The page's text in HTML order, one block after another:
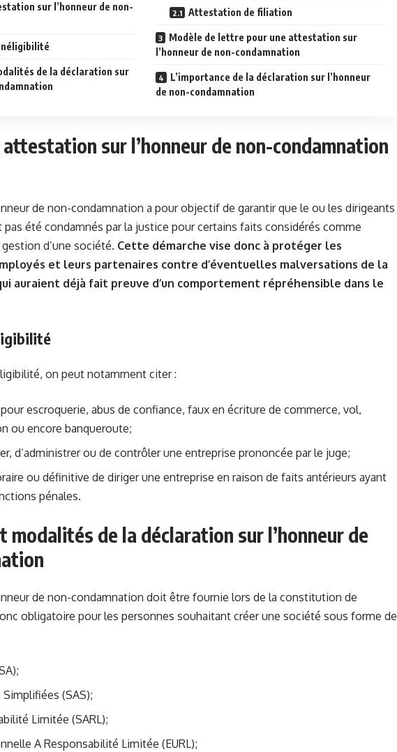
sur l’honneur de non-
de la déclaration sur
Attestation de filiation
Modèle de lettre pour une attestation sur
l’honneur de non-condamnation
L’importance de la déclaration sur l’honneur
de non-condamnation
sur l’honneur de non-condamnation
de non-condamnation a pour objectif de garantir que le ou les dirigeants
pas été condamnés par la justice pour certains faits considérés comme
d’une société. Cette démarche vise donc à protéger les
et leurs partenaires contre d’éventuelles malversations de la
auraient déjà fait preuve d’un comportement répréhensible dans le
on peut notamment citer :
escroquerie, abus de confiance, faux en écriture de commerce, vol,
ou encore banqueroute;
d’administrer ou de contrôler une entreprise prononcée par le juge;
ou définitive de diriger une entreprise en raison de faits antérieurs ayant
pénales.
modalités de la déclaration sur l’honneur de
de non-condamnation doit être fournie lors de la constitution de
obligatoire pour les personnes souhaitant créer une société sous forme de
(SAS);
Limitée (SARL);
A Responsabilité Limitée (EURL);